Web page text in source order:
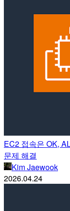
EC2 접속은 OK,
문제 해결
Kim Jaewook
2026.04.24